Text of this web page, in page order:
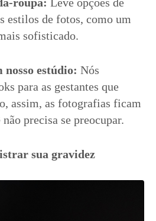
estilos de fotos, como um
sofisticado.
nosso estúdio: Nós
para as gestantes que
assim, as fotografias ficam
precisa se preocupar.
sua gravidez